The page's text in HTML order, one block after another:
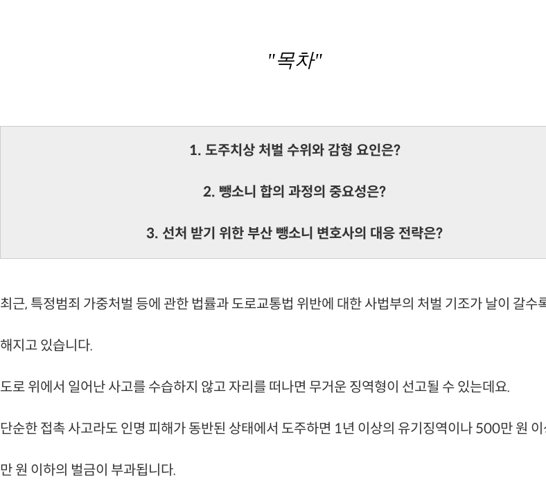
"목차"
1. 도주치상 처벌 수위와 감형 요인은?
2. 뺑소니 합의 과정의 중요성은?
3. 선처 받기 위한 부산 뺑소니 변호사의 대응 전략은?
최근, 특정범죄 가중처벌 등에 관한 법률과 도로교통법 위반에 대한 사법부의 처벌 기조가 날이 갈수
해지고 있습니다.
도로 위에서 일어난 사고를 수습하지 않고 자리를 떠나면 무거운 징역형이 선고될 수 있는데요.
단순한 접촉 사고라도 인명 피해가 동반된 상태에서 도주하면 1년 이상의 유기징역이나 500만 원
만 원 이하의 벌금이 부과됩니다.